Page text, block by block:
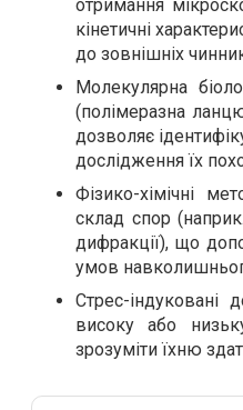
отримання
кінетичні
до зовнішніх
Молекулярна
(полімеразна
дозволяє
дослідження їх
Фізико-хімічні
склад спор
дифракції), що
умов
Стрес-
високу або
зрозуміти їхню